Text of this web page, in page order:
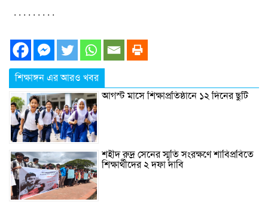
. . . . . . . . .
শিক্ষাঙ্গন এর আরও খবর
আগস্ট মাসে শিক্ষাপ্রতিষ্ঠানে ১২ দিনের ছুটি
শহীদ রুদ্র সেনের স্মৃতি সংরক্ষণে শাবিপ্রবিতে
শিক্ষার্থীদের ২ দফা দাবি